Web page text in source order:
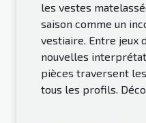
les vestes
saison comme un
vestiaire. Entre jeux
nouvelles
pièces traversent
tous les profils.